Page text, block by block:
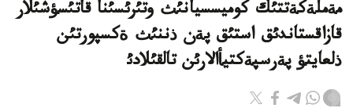
مةملةكةتتئك كوميسسيانئث وتئرئسئنا قاتئسؤشئلار
قازاقستاندئق استئق پةن ذننئث ةكسپورتئن
ذلعايتؤ پةرسپةكتيأالارئن تالقئلادئ